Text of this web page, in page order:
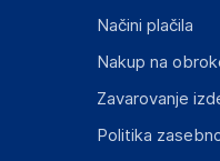
opozorila na embalaži
Načini plačila
Nakup na
Zavarovanje
Politika